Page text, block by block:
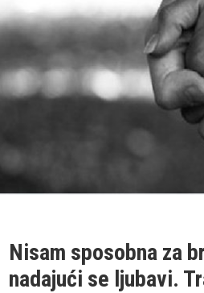
Nisam sposobna za
nadajući se ljubavi.